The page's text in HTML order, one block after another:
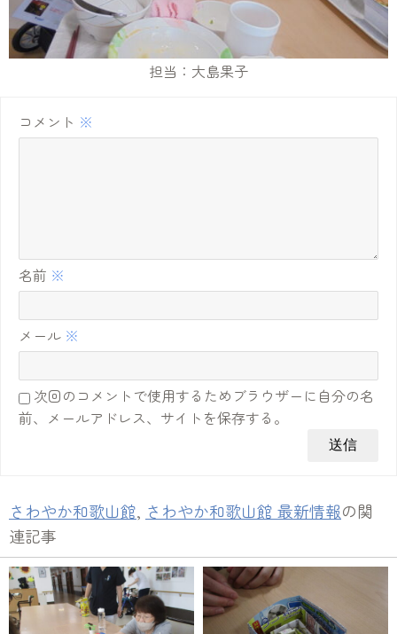
担当：大島果子
コメント ※
名前 ※
メール ※
次回のコメントで使用するためブラウザーに自分の名
前、メールアドレス、サイトを保存する。
さわやか和歌山館, さわやか和歌山館 最新情報の関
連記事